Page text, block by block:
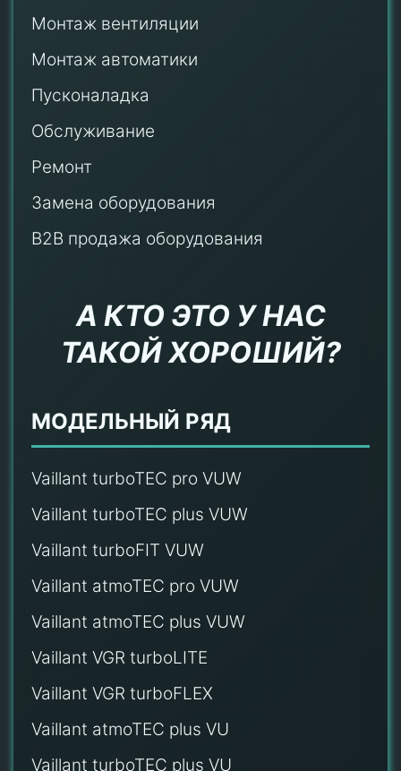
Монтаж вентиляции
Монтаж автоматики
Пусконаладка
Обслуживание
Ремонт
Замена оборудования
B2B продажа оборудования
А КТО ЭТО У НАС
ТАКОЙ ХОРОШИЙ?
МОДЕЛЬНЫЙ РЯД
Vaillant turboTEC pro VUW
Vaillant turboTEC plus VUW
Vaillant turboFIT VUW
Vaillant atmoTEC pro VUW
Vaillant atmoTEC plus VUW
Vaillant VGR turboLITE
Vaillant VGR turboFLEX
Vaillant atmoTEC plus VU
Vaillant turboTEC plus VU